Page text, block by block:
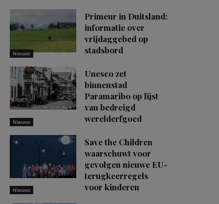
Nieuws
Primeur in Duitsland:
informatie over
vrijdaggebed op
stadsbord
Nieuws
Unesco zet
binnenstad
Paramaribo op lijst
van bedreigd
werelderfgoed
Nieuws
Save the Children
waarschuwt voor
gevolgen nieuwe EU-
terugkeerregels
voor kinderen